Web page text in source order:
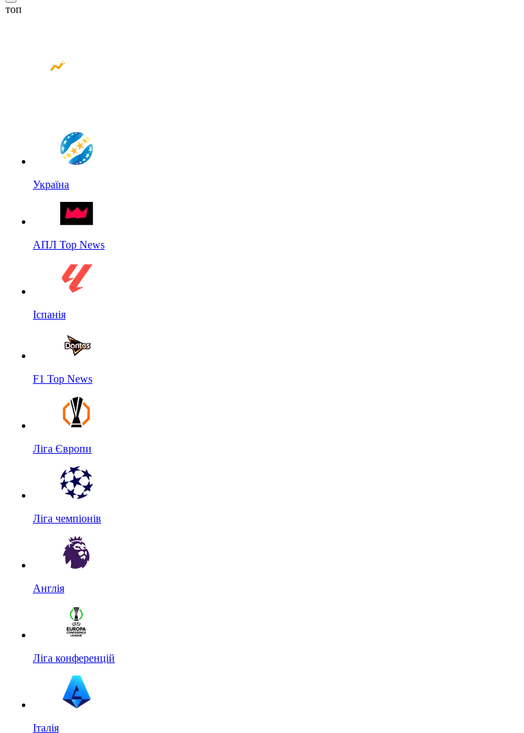
топ
Україна
АПЛ Top News
Іспанія
F1 Top News
Ліга Європи
Ліга чемпіонів
Англія
Ліга конференцій
Італія